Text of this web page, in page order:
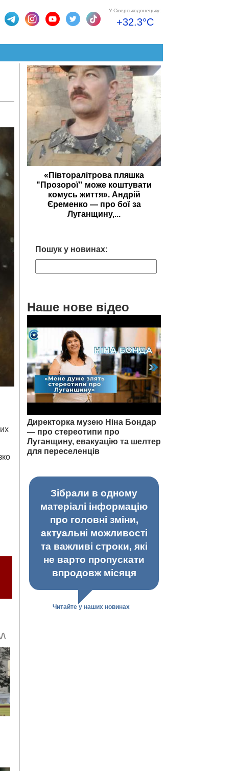
У Сіверськодонецьку:
+32.3°C
«Півторалітрова пляшка
"Прозорої" може коштувати
комусь життя». Андрій
Єременко — про бої за
Луганщину,...
Пошук у новинах:
Наше нове відео
Директорка музею Ніна Бондар
— про стереотипи про
Луганщину, евакуацію та шелтер
для переселенців
Зібрали в одному
матеріалі інформацію
про головні зміни,
актуальні можливості
та важливі строки, які
не варто пропускати
впродовж місяця
Читайте у наших новинах